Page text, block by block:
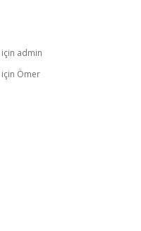
için admin
için Ömer